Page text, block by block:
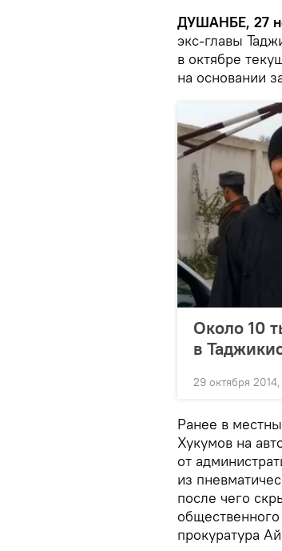
ДУШАНБЕ, 27
экс-главы
в октябре
на основании
Около 10
в
29 октября
Ранее в
Хукумов на
от
из
после чего
прокуратура